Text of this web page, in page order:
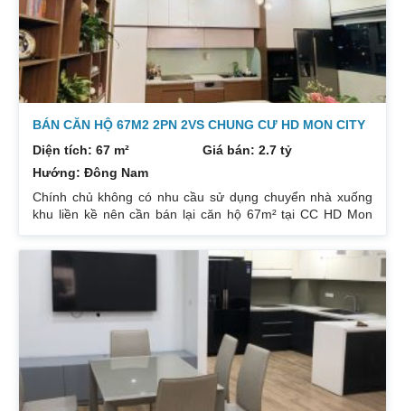
BÁN CĂN HỘ 67M2 2PN 2VS CHUNG CƯ HD MON CITY
Diện tích: 67 m²
Giá bán: 2.7 tỷ
Hướng: Đông Nam
Chính chủ không có nhu cầu sử dụng chuyển nhà xuống
khu liền kề nên cần bán lại căn hộ 67m² tại CC HD Mon
công hướng Đông Nam căn góc nhiều mặt thoáng và có
ban công nhỏ phòng ngủ chính. Đồ nội thất cao cấp bán
để lại toàn bộ nội thất cao cấp theo phong cách Châu Âu.
Sổ đỏ chính chủ xem nhà 24/24. Liên hệ xem nhà:
0832133366